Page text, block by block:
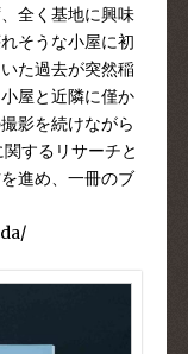
全く基地に興味
そうな小屋に初
た過去が突然稲
屋と近隣に僅か
影を続けながら
するリサーチと
進め、一冊のブ